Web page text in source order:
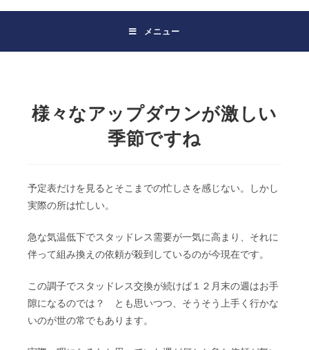
メニュー
様々なアップダウンが激しい
季節ですね
予定表だけを見るとそこまでの忙しさを感じない。しかし
実際の所は忙しい。
急な気温低下でスタッドレス需要が一気に高まり、それに
伴って組み換えの依頼が殺到しているのが今現在です。
この調子でスタッドレス交換が続けば１２月末の週はお手
隙になるのでは？ とも思いつつ、そうそう上手く行かな
いのが世の常でもあります。